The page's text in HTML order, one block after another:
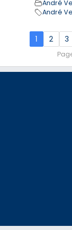
André
André
1 2 3